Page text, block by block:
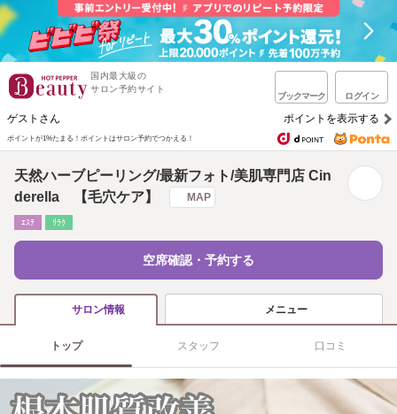
国内最大級の
サロン予約サイト
ブックマーク ログイン
ゲストさん ポイントを表示する
ポイントが1%たまる！ ポイントはサロン予約でつかえる！
天然ハーブピーリング/最新フォト/美肌専門店 Cin
derella 【毛穴ケア】
MAP
ｴｽﾃ ﾘﾗｸ
空席確認・予約する
サロン情報 メニュー
トップ スタッフ 口コミ